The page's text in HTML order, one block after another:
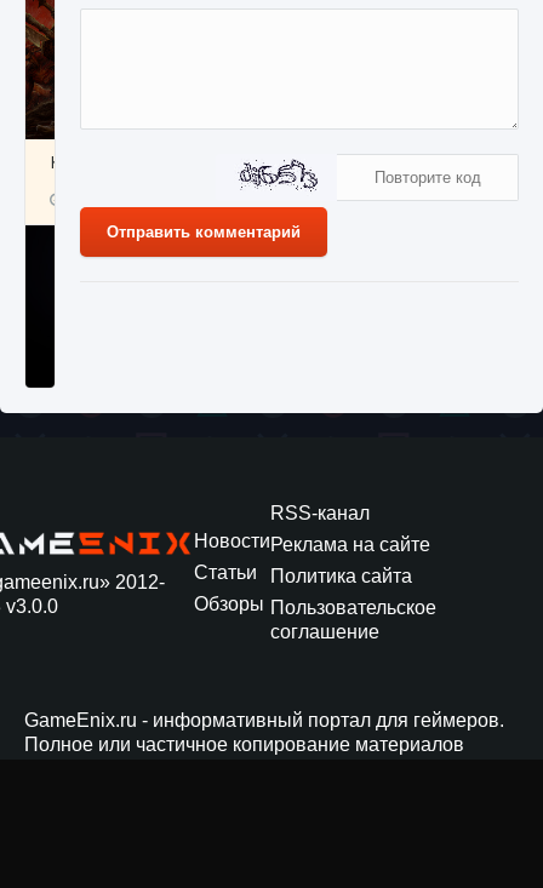
Как найти Гробницу Изгоев в Diablo 4
0 0
Как исправить неработающие награды For
Отправить комментарий
2012-
v3.0.0
Новости
Статьи
Обзоры
RSS-канал
Реклама на сайте
Политика сайта
Пользовательское
соглашение
GameEnix.ru - информативный портал для геймеров.
Полное или частичное копирование материалов